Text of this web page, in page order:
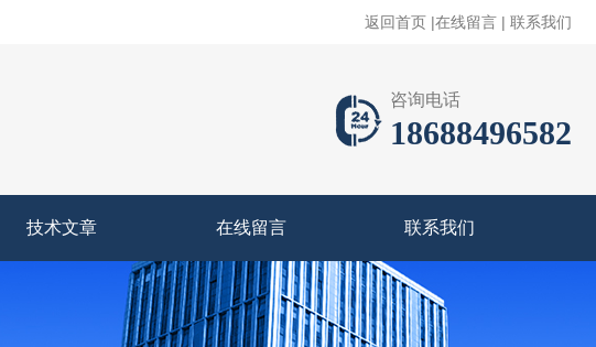
返回首页 |在线留言 | 联系我们
咨询电话
18688496582
技术文章 在线留言 联系我们